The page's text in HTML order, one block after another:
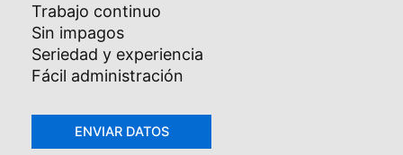
Trabajo continuo
Sin impagos
Seriedad y experiencia
Fácil administración